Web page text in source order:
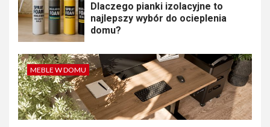
Dlaczego pianki izolacyjne to
najlepszy wybór do ocieplenia
domu?
MEBLE W DOMU